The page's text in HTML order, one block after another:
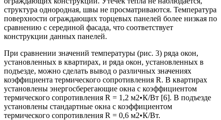
структура однородная, швы не просматриваются. Температура
поверхности ограждающих торцевых панелей более низкая по
сравнению с серединой фасада, что соответствует
конструкции данных панелей.
При сравнении значений температуры (рис. 3) ряда окон,
установленных в квартирах, и ряда окон, установленных в
подъезде, можно сделать вывод о различных значениях
коэффициента термического сопротивления R. В квартирах
установлены энергосберегающие окна с коэффициентом
термического сопротивления R = 1,2 м2•К/Вт [6]. В подъезде
установлены стандартные окна с коэффициентом
термического сопротивления R = 0,6 м2•К/Вт.